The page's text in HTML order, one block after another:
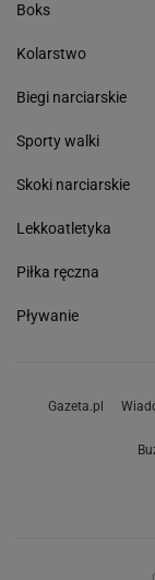
Boks
Kolarstwo
Biegi narciarskie
Sporty walki
Skoki narciarskie
Lekkoatletyka
Piłka ręczna
Pływanie
Gazeta.pl